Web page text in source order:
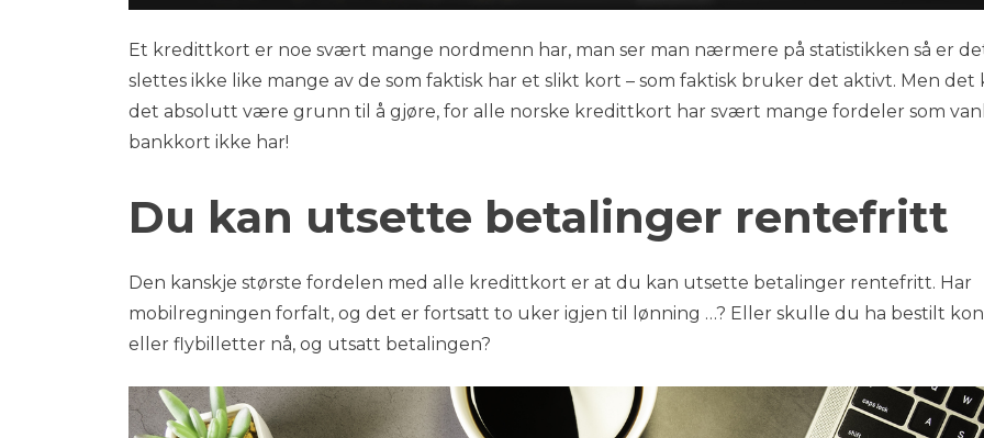
Et kredittkort er noe svært mange nordmenn har, man ser man nærmere på statistikken så er
slettes ikke like mange av de som faktisk har et slikt kort – som faktisk bruker det aktivt. Men det
det absolutt være grunn til å gjøre, for alle norske kredittkort har svært mange fordeler som
bankkort ikke har!
Du kan utsette betalinger rentefritt
Den kanskje største fordelen med alle kredittkort er at du kan utsette betalinger rentefritt. Har
mobilregningen forfalt, og det er fortsatt to uker igjen til lønning …? Eller skulle du ha bestilt
eller flybilletter nå, og utsatt betalingen?